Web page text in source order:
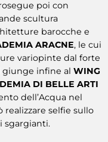
poi con
scultura
barocche e
ARACNE, le cui
variopinte dal forte
giunge infine al WING
DI BELLE ARTI
dell’Acqua nel
selfie sullo
sgargianti.